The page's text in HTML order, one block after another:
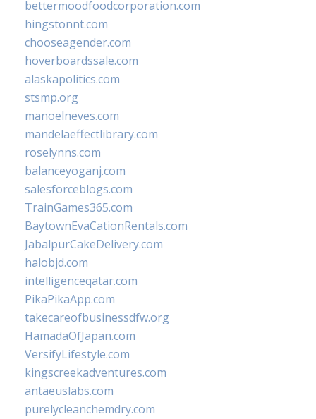
bettermoodfoodcorporation.com
hingstonnt.com
chooseagender.com
hoverboardssale.com
alaskapolitics.com
stsmp.org
manoelneves.com
mandelaeffectlibrary.com
roselynns.com
balanceyoganj.com
salesforceblogs.com
TrainGames365.com
BaytownEvaCationRentals.com
JabalpurCakeDelivery.com
halobjd.com
intelligenceqatar.com
PikaPikaApp.com
takecareofbusinessdfw.org
HamadaOfJapan.com
VersifyLifestyle.com
kingscreekadventures.com
antaeuslabs.com
purelycleanchemdry.com